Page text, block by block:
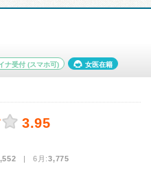
ナ受付 (スマホ可) 女医在籍
3.95
| 6月:3,775